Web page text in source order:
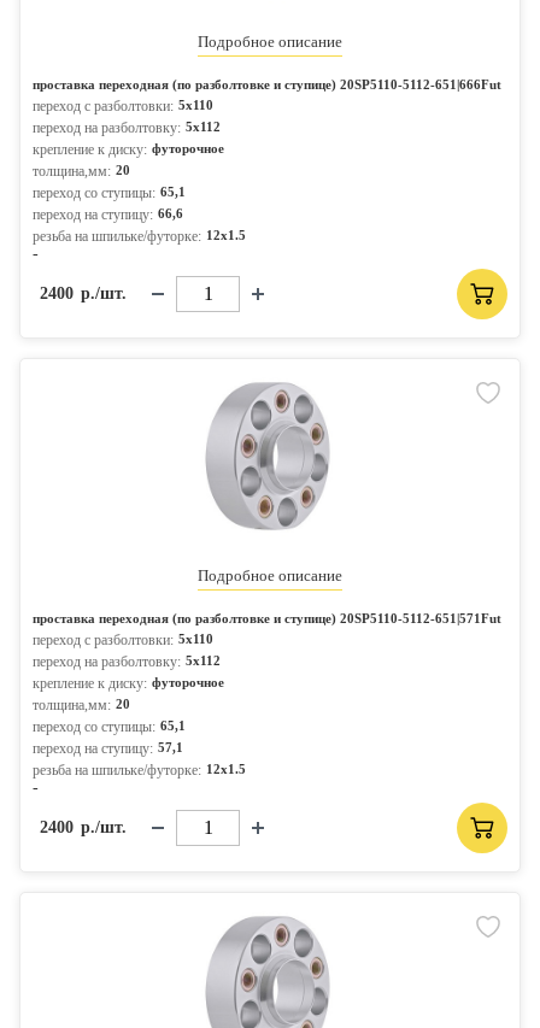
Подробное описание
проставка переходная (по разболтовке и ступице) 20SP5110-5112-651|666Fut
переход с разболтовки: 5x110
переход на разболтовку: 5x112
крепление к диску: футорочное
толщина,мм: 20
переход со ступицы: 65,1
переход на ступицу: 66,6
резьба на шпильке/футорке: 12x1.5
-
2400 р./шт.
Подробное описание
проставка переходная (по разболтовке и ступице) 20SP5110-5112-651|571Fut
переход с разболтовки: 5x110
переход на разболтовку: 5x112
крепление к диску: футорочное
толщина,мм: 20
переход со ступицы: 65,1
переход на ступицу: 57,1
резьба на шпильке/футорке: 12x1.5
-
2400 р./шт.